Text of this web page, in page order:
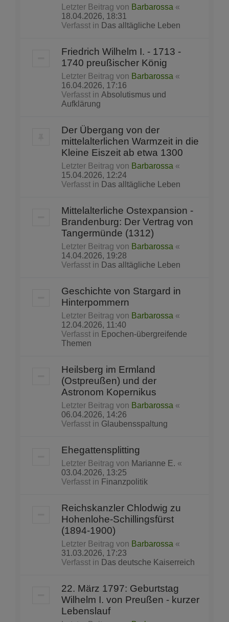
Letzter Beitrag von Barbarossa «
18.04.2026, 18:31
Verfasst in Das alltägliche Leben
Friedrich Wilhelm I. - 1713 -
1740 preußischer König
Letzter Beitrag von Barbarossa «
16.04.2026, 17:16
Verfasst in Absolutismus und
Aufklärung
Der Übergang von der
mittelalterlichen Warmzeit in die
Kleine Eiszeit ab etwa 1300
Letzter Beitrag von Barbarossa «
15.04.2026, 12:24
Verfasst in Das alltägliche Leben
Mittelalterliche Ostexpansion -
Brandenburg: Der Vertrag von
Tangermünde (1312)
Letzter Beitrag von Barbarossa «
14.04.2026, 19:28
Verfasst in Das alltägliche Leben
Geschichte von Stargard in
Hinterpommern
Letzter Beitrag von Barbarossa «
12.04.2026, 11:40
Verfasst in Epochen-übergreifende
Themen
Heilsberg im Ermland
(Ostpreußen) und der
Astronom Kopernikus
Letzter Beitrag von Barbarossa «
06.04.2026, 14:26
Verfasst in Glaubensspaltung
Ehegattensplitting
Letzter Beitrag von Marianne E. «
03.04.2026, 13:25
Verfasst in Finanzpolitik
Reichskanzler Chlodwig zu
Hohenlohe-Schillingsfürst
(1894-1900)
Letzter Beitrag von Barbarossa «
31.03.2026, 17:23
Verfasst in Das deutsche Kaiserreich
22. März 1797: Geburtstag
Wilhelm I. von Preußen - kurzer
Lebenslauf